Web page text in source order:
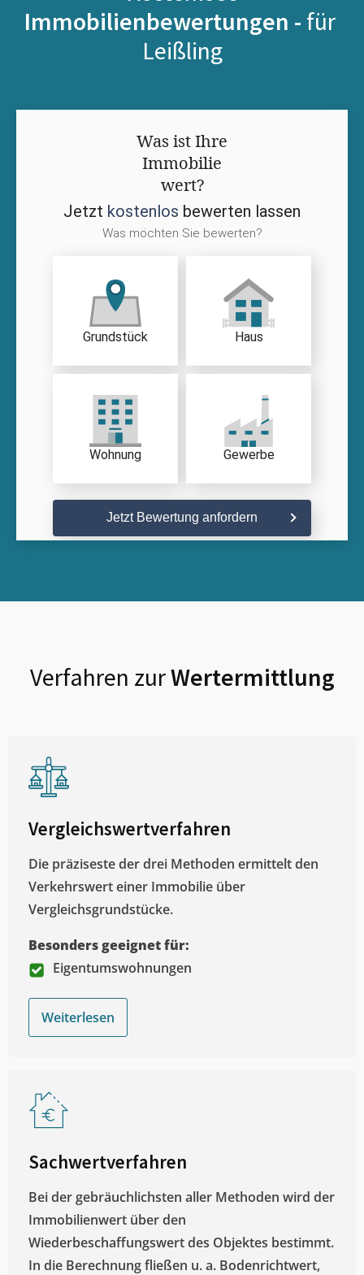
Immobilienbewertungen - für
Leißling
Was ist Ihre
Immobilie
wert?
Jetzt kostenlos bewerten lassen
Was möchten Sie bewerten?
Grundstück Haus
Wohnung Gewerbe
Jetzt Bewertung anfordern
Verfahren zurWertermittlung
Vergleichswertverfahren
Die präziseste der drei Methoden ermittelt den
Verkehrswert einer Immobilie über
Vergleichsgrundstücke.
Besonders geeignet für:
Eigentumswohnungen
Weiterlesen
Sachwertverfahren
Bei der gebräuchlichsten aller Methoden wird der
Immobilienwert über den
Wiederbeschaffungswert des Objektes bestimmt.
In die Berechnung fließen u. a. Bodenrichtwert,